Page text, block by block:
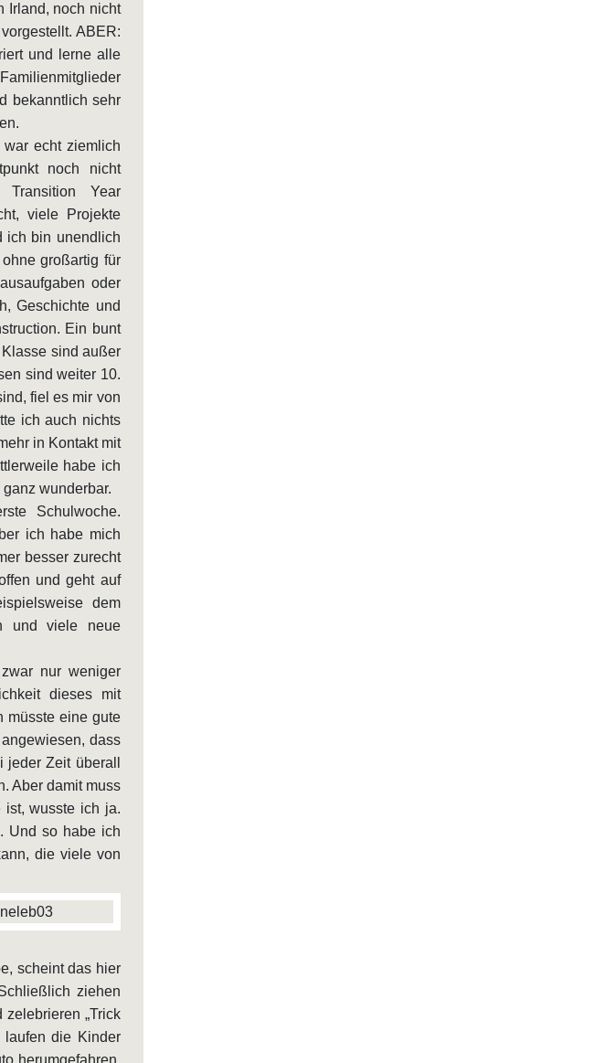
Irland, noch nicht
ABER:
und lerne alle
bekanntlich sehr
echt ziemlich
noch nicht
Year
viele Projekte
ich bin unendlich
großartig für
oder
Geschichte und
Ein bunt
sind außer
sind weiter 10.
fiel es mir von
ich auch nichts
in Kontakt mit
habe ich
wunderbar.
Schulwoche.
ich habe mich
besser zurecht
und geht auf
dem
und viele neue
nur weniger
dieses mit
müsste eine gute
dass
Zeit überall
Aber damit muss
ist, wusste ich ja.
Und so habe ich
die viele von
scheint das hier
ziehen
„Trick
laufen die Kinder